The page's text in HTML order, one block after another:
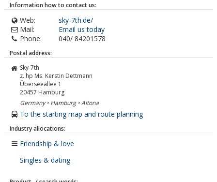
Information how to contact us:
Web:
sky-7th.de/
Mail:
Email us today
Phone:
040/ 84201578
Postal address:
Sky-7th
z. hp Ms. Kerstin Dettmann
Überseeallee 1
20457 Hamburg
Germany • Hamburg • Altona
To the starting map and route planning
Industry allocations:
Friendship & love
Singles & dating